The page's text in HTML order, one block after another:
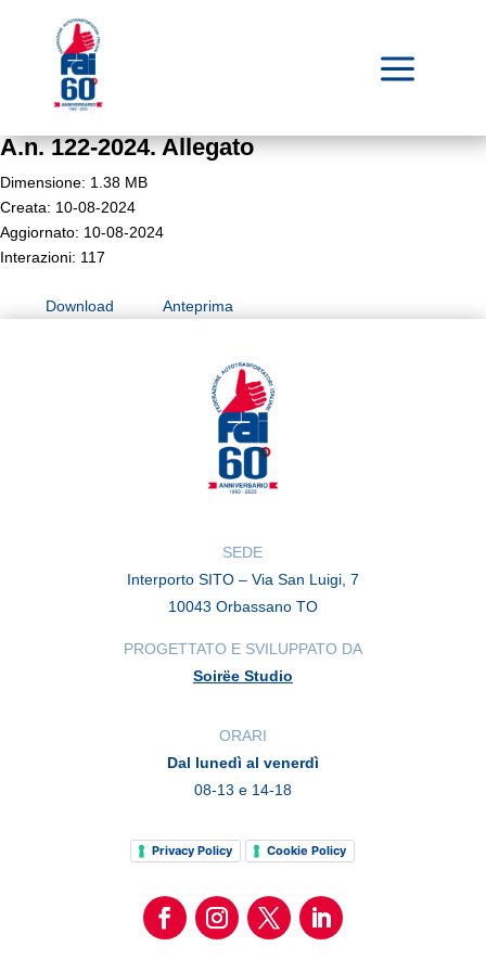
a
A.n. 122-2024. Allegato
Dimensione: 1.38 MB
Creata: 10-08-2024
Aggiornato: 10-08-2024
Interazioni: 117
Download Anteprima
SEDE
Interporto SITO – Via San Luigi, 7
10043 Orbassano TO
PROGETTATO E SVILUPPATO DA
Soirëe Studio
ORARI
Dal lunedì al venerdì
08-13 e 14-18
Privacy Policy Cookie Policy